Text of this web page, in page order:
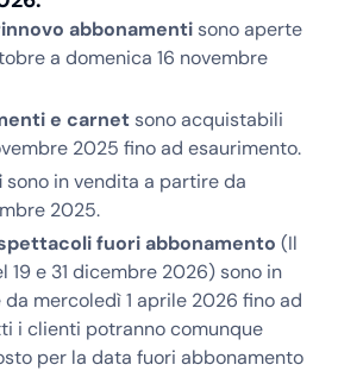
abbonamenti sono aperte
a domenica 16 novembre
e carnet sono acquistabili
2025 fino ad esaurimento.
sono in vendita a partire da
2025.
fuori abbonamento (Il
19 e 31 dicembre 2026) sono in
mercoledì 1 aprile 2026 fino ad
i clienti potranno comunque
per la data fuori abbonamento